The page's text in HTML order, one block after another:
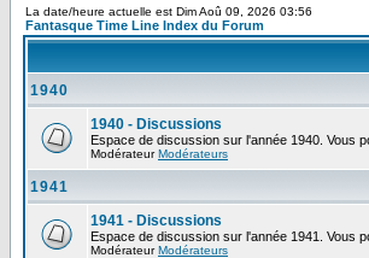
La date/heure actuelle est Dim Aoû 09, 2026 03:56
Fantasque Time Line Index du Forum
1940
1940 - Discussions
Espace de discussion sur l'année 1940. Vous
ModérateurModérateurs
1941
1941 - Discussions
Espace de discussion sur l'année 1941. Vous
ModérateurModérateurs